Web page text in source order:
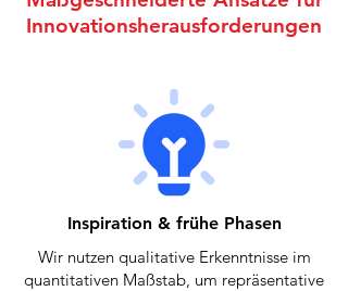
Innovationsherausforderungen
Inspiration & frühe Phasen
Wir nutzen qualitative Erkenntnisse im
quantitativen Maßstab, um repräsentative